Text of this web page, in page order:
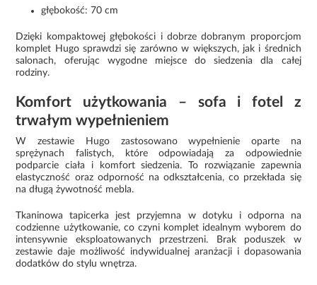
głębokość: 70 cm
Dzięki kompaktowej głębokości i dobrze dobranym proporcjom
komplet Hugo sprawdzi się zarówno w większych, jak i średnich
salonach, oferując wygodne miejsce do siedzenia dla całej
rodziny.
Komfort użytkowania – sofa i fotel z
trwałym wypełnieniem
W zestawie Hugo zastosowano wypełnienie oparte na
sprężynach falistych, które odpowiadają za odpowiednie
podparcie ciała i komfort siedzenia. To rozwiązanie zapewnia
elastyczność oraz odporność na odkształcenia, co przekłada się
na długą żywotność mebla.
Tkaninowa tapicerka jest przyjemna w dotyku i odporna na
codzienne użytkowanie, co czyni komplet idealnym wyborem do
intensywnie eksploatowanych przestrzeni. Brak poduszek w
zestawie daje możliwość indywidualnej aranżacji i dopasowania
dodatków do stylu wnętrza.